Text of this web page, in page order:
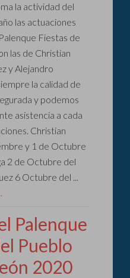
la actividad del
las actuaciones
Fiestas de
las de Christian
y Alejandro
la calidad de
y podemos
asistencia a cada
Christian
y 1 de Octubre
2 de Octubre del
6 Octubre del ...
Palenque
Pueblo
2020